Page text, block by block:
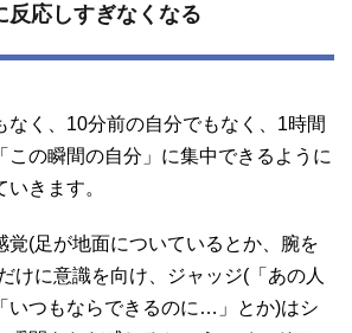
反応しすぎなくなる
なく、10分前の自分でもなく、1時間
この瞬間の自分」に集中できるように
いきます。
覚(足が地面についているとか、腕を
けに意識を向け、ジャッジ(「あの人
いつもならできるのに…」とか)はシ